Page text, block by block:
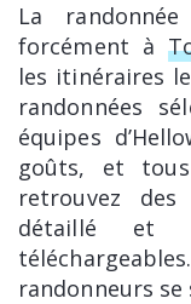
La
forcément à
les itinéraires
randonnées
équipes
goûts, et
retrouvez
détaillé et
randonneurs